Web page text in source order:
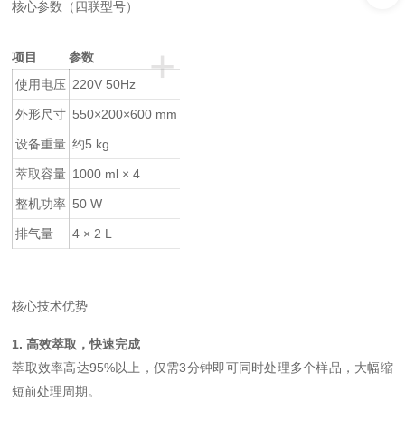
核心参数（四联型号）
+
项目
参数
使用电压 220V 50Hz
外形尺寸 550×200×600 mm
设备重量 约5 kg
萃取容量 1000 ml × 4
整机功率 50 W
排气量 4 × 2 L
核心技术优势
1. 高效萃取，快速完成
萃取效率高达95%以上，仅需3分钟即可同时处理多个样品，大幅缩
短前处理周期。